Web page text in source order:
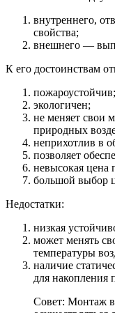
внутреннего,
свойства;
внешнего —
К его достоинствам
пожароустойчив;
экологичен;
не меняет свои
природных
неприхотлив в
позволяет
невысокая цена
большой выбор
Недостатки:
низкая
может менять
температуры
наличие
для накопления
Совет: Монтаж